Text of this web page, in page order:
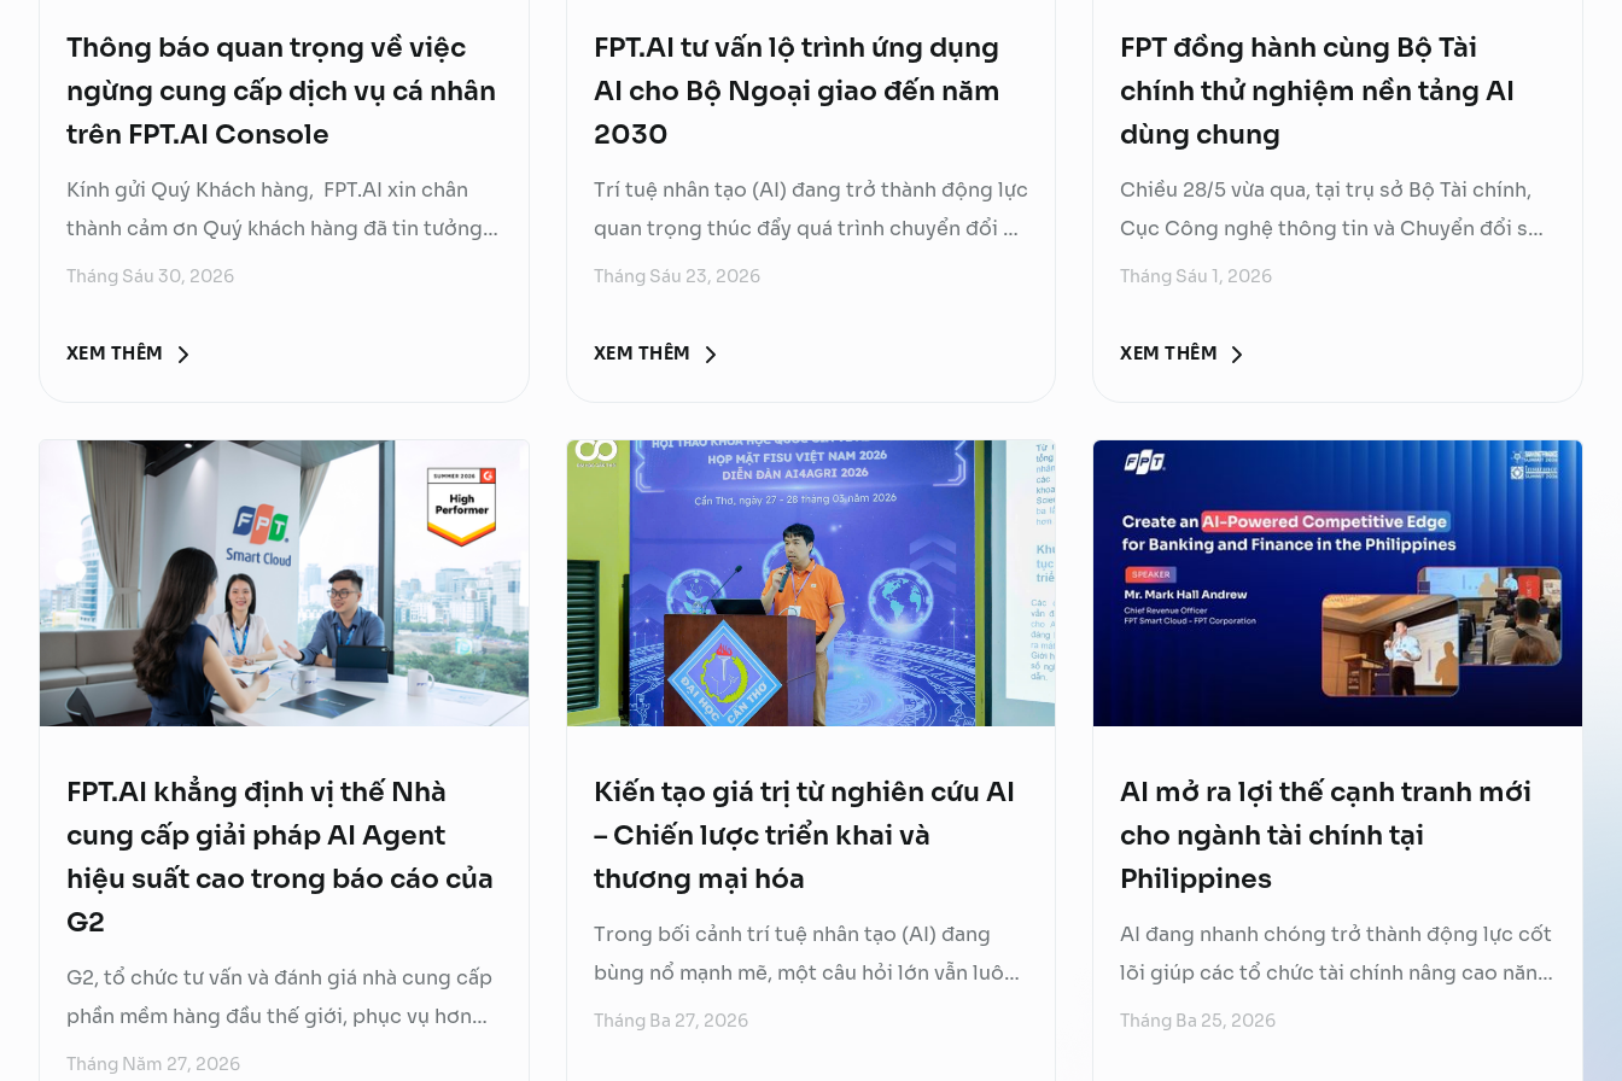
Thông báo quan trọng về việc
ngừng cung cấp dịch vụ cá nhân
trên FPT.AI Console
Kính gửi Quý Khách hàng, FPT.AI xin chân
thành cảm ơn Quý khách hàng đã tin tưởng
và đồng hành cùng chúng tôi trong suốt
tốt hơn và từng bước chuyển đổi sang nền
hàng cá nhân trên nền tảng FPT.AI Console
(console.fpt.ai). Theo đó, nền tảng FPT.AI
Console sẽ chính thức dừng bán mới các
dịch vụ từ ngày 06/07/2026. Để Quý Khách
hàng chủ động trong quá trình sử dụng dịch
vụ, FPT.AI xin thông …Continued
Tháng Sáu 30, 2026
XEM THÊM
FPT.AI tư vấn lộ trình ứng dụng
AI cho Bộ Ngoại giao đến năm
2030
Trí tuệ nhân tạo (AI) đang trở thành động lực
quan trọng thúc đẩy quá trình chuyển đổi số
trong nhiều lĩnh vực, từ doanh nghiệp đến
không chỉ hỗ trợ tự động hóa các tác vụ
người dân và xây dựng nền ngoại giao hiện
đại, chuyên nghiệp trong bối cảnh toàn cầu
hóa. Tại Hội thảo “Đẩy mạnh ứng dụng trí tuệ
nhân tạo trong ngành Ngoại giao đến năm …
Continued
Tháng Sáu 23, 2026
XEM THÊM
FPT đồng hành cùng Bộ Tài
chính thử nghiệm nền tảng AI
dùng chung
Chiều 28/5 vừa qua, tại trụ sở Bộ Tài chính,
Cục Công nghệ thông tin và Chuyển đổi số
đã tổ chức cuộc họp báo cáo kết quả triển
nhân tạo (AI) dùng chung của ngành Tài
đại diện lãnh đạo các vụ, cục thuộc Bộ cùng
họp, ông Nguyễn Việt Hà, Cục trưởng Cục
Công nghệ thông tin và chuyển đổi số (Cục
CNTT), …Continued
Tháng Sáu 1, 2026
XEM THÊM
FPT.AI khẳng định vị thế Nhà
cung cấp giải pháp AI Agent
hiệu suất cao trong báo cáo của
G2
G2, tổ chức tư vấn và đánh giá nhà cung cấp
phần mềm hàng đầu thế giới, phục vụ hơn
200 triệu nhà quản lý/doanh nghiệp tìm
Tháng Năm 27, 2026
Kiến tạo giá trị từ nghiên cứu AI
– Chiến lược triển khai và
thương mại hóa
Trong bối cảnh trí tuệ nhân tạo (AI) đang
bùng nổ mạnh mẽ, một câu hỏi lớn vẫn luôn
được đặt ra: làm thế nào để chuyển hóa
Tháng Ba 27, 2026
AI mở ra lợi thế cạnh tranh mới
cho ngành tài chính tại
Philippines
AI đang nhanh chóng trở thành động lực cốt
lõi giúp các tổ chức tài chính nâng cao năng
lực cạnh tranh trong kỷ nguyên số. Tại sự
Tháng Ba 25, 2026